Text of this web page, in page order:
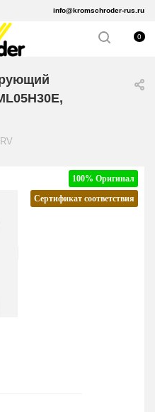
info@kromschroder-rus.ru
0
100% Оригинал
Сертификат соответствия